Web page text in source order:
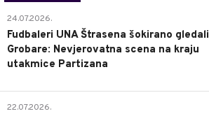
24.07.2026.
Fudbaleri UNA Štrasena šokirano gledali
Grobare: Nevjerovatna scena na kraju
utakmice Partizana
22.07.2026.